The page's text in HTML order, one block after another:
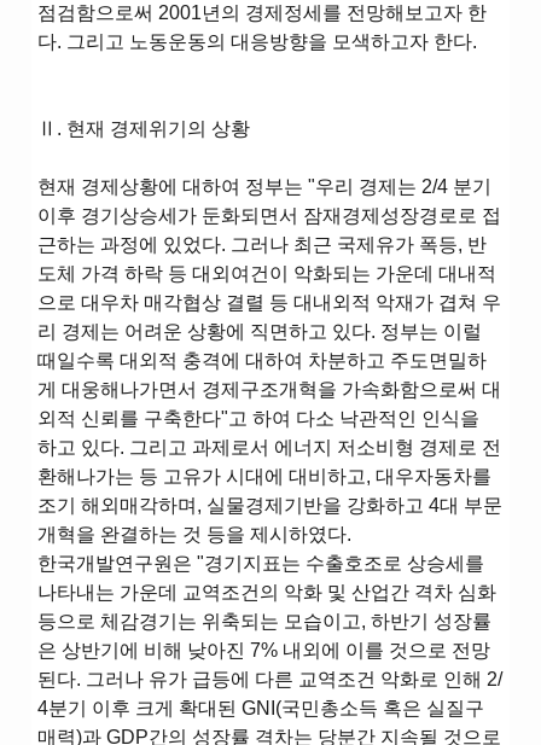
점검함으로써 2001년의 경제정세를 전망해보고자 한
다. 그리고 노동운동의 대응방향을 모색하고자 한다.
Ⅱ. 현재 경제위기의 상황
현재 경제상황에 대하여 정부는 "우리 경제는 2/4 분기
이후 경기상승세가 둔화되면서 잠재경제성장경로로 접
근하는 과정에 있었다. 그러나 최근 국제유가 폭등, 반
도체 가격 하락 등 대외여건이 악화되는 가운데 대내적
으로 대우차 매각협상 결렬 등 대내외적 악재가 겹쳐 우
리 경제는 어려운 상황에 직면하고 있다. 정부는 이럴
때일수록 대외적 충격에 대하여 차분하고 주도면밀하
게 대웅해나가면서 경제구조개혁을 가속화함으로써 대
외적 신뢰를 구축한다"고 하여 다소 낙관적인 인식을
하고 있다. 그리고 과제로서 에너지 저소비형 경제로 전
환해나가는 등 고유가 시대에 대비하고, 대우자동차를
조기 해외매각하며, 실물경제기반을 강화하고 4대 부문
개혁을 완결하는 것 등을 제시하였다.
한국개발연구원은 "경기지표는 수출호조로 상승세를
나타내는 가운데 교역조건의 악화 및 산업간 격차 심화
등으로 체감경기는 위축되는 모습이고, 하반기 성장률
은 상반기에 비해 낮아진 7% 내외에 이를 것으로 전망
된다. 그러나 유가 급등에 다른 교역조건 악화로 인해 2/
4분기 이후 크게 확대된 GNI(국민총소득 혹은 실질구
매력)과 GDP간의 성장률 격차는 당분간 지속될 것으로